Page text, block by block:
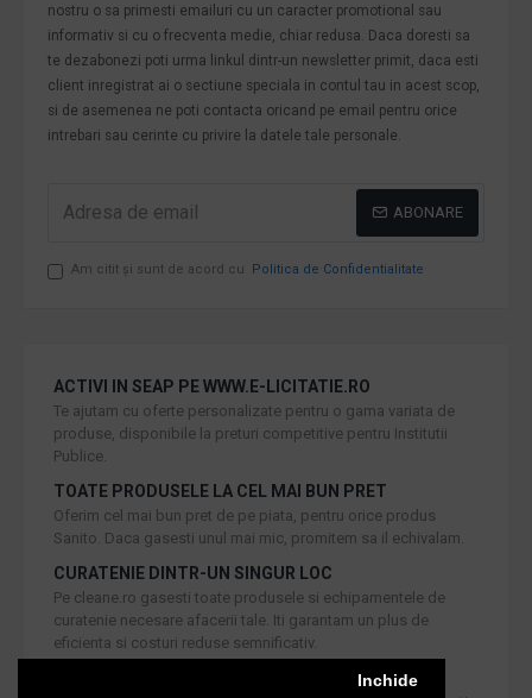
Inchide
nostru o sa primesti emailuri cu un caracter promotional sau
informativ si cu o frecventa medie, chiar redusa. Daca doresti sa
te dezabonezi poti urma linkul dintr-un newsletter primit, daca esti
client inregistrat ai o sectiune speciala in contul tau in acest scop,
si de asemenea ne poti contacta oricand pe email pentru orice
intrebari sau cerinte cu privire la datele tale personale.
ABONARE
Am citit şi sunt de acord cu Politica de Confidentialitate
ACTIVI IN SEAP PE WWW.E-LICITATIE.RO
Te ajutam cu oferte personalizate pentru o gama variata de
produse, disponibile la preturi competitive pentru Institutii
Publice.
TOATE PRODUSELE LA CEL MAI BUN PRET
Oferim cel mai bun pret de pe piata, pentru orice produs
Sanito. Daca gasesti unul mai mic, promitem sa il echivalam.
CURATENIE DINTR-UN SINGUR LOC
Pe cleane.ro gasesti toate produsele si echipamentele de
curatenie necesare afacerii tale. Iti garantam un plus de
eficienta si costuri reduse semnificativ.